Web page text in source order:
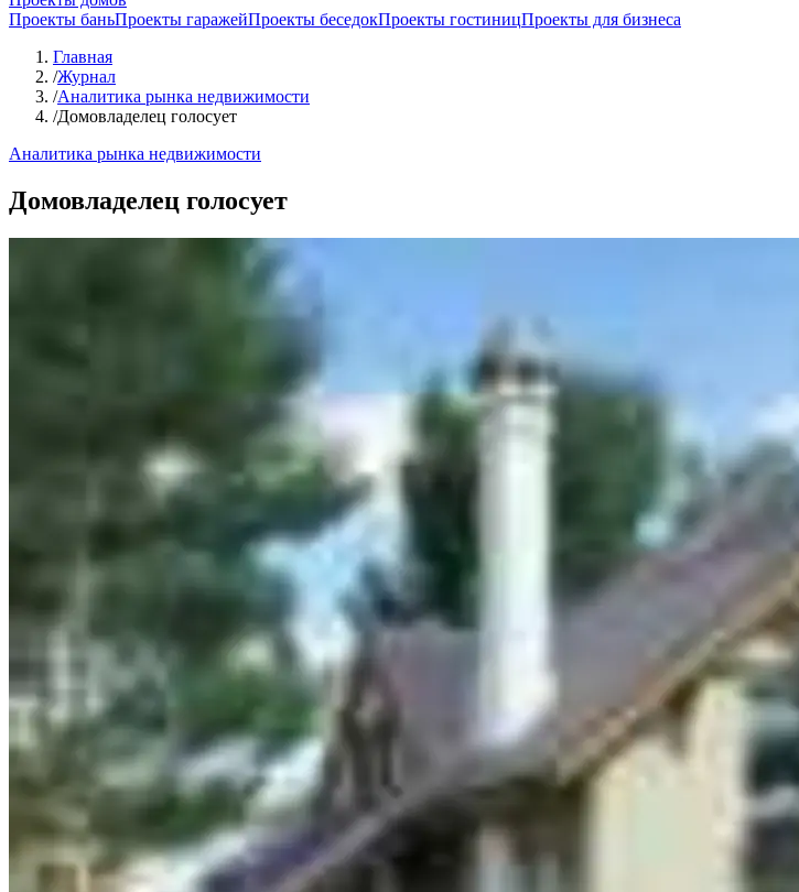
Проекты баньПроекты гаражейПроекты беседокПроекты гостиницПроекты для бизнеса
Главная
/Журнал
/Аналитика рынка недвижимости
/Домовладелец голосует
Аналитика рынка недвижимости
Домовладелец голосует